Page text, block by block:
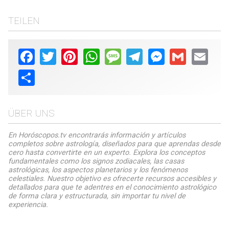
TEILEN
Facebook
Twitter PinterestWhatsAppMessageTelegramMessenger
Gmail Email
Share
ÜBER UNS
En Horóscopos.tv encontrarás información y artículos
completos sobre astrología, diseñados para que aprendas desde
cero hasta convertirte en un experto. Explora los conceptos
fundamentales como los signos zodiacales, las casas
astrológicas, los aspectos planetarios y los fenómenos
celestiales. Nuestro objetivo es ofrecerte recursos accesibles y
detallados para que te adentres en el conocimiento astrológico
de forma clara y estructurada, sin importar tu nivel de
experiencia.